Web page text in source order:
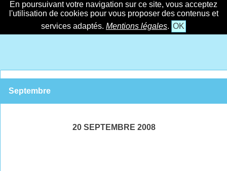
En poursuivant votre navigation sur ce site, vous acceptez
l'utilisation de cookies pour vous proposer des contenus et
services adaptés. Mentions légales. OK
Septembre
20 SEPTEMBRE 2008